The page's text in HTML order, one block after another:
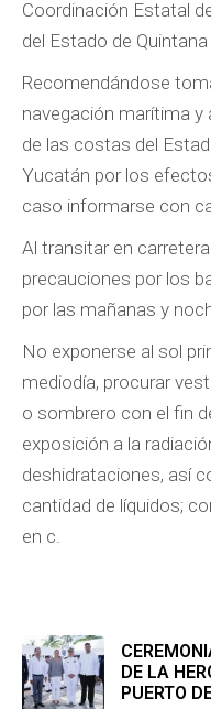
Coordinación Estatal
del Estado de Quintana
Recomendándose
navegación marítima y
de las costas del
Yucatán por los
caso informarse con
Al transitar en
precauciones por los
por las mañanas y
No exponerse al sol
mediodía, procurar
o sombrero con el fin
exposición a la
deshidrataciones, así
cantidad de líquidos;
en c.
DE LA
PUERTO